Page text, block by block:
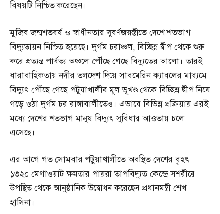
বিষয়টি নিশ্চিত করেছেন।
মুজিব জন্মশতবর্ষ ও স্বাধীনতার সুবর্ণজয়ন্তীতে দেশে শতভাগ
বিদ্যুতায়ন নিশ্চিত হয়েছে। দুর্গম চরাঞ্চল, বিচ্ছিন্ন দ্বীপ থেকে শুরু
করে প্রত্যন্ত পার্বত্য অঞ্চলে পৌঁছে গেছে বিদ্যুতের আলো। তারই
ধারাবাহিকতায় নদীর তলদেশ দিয়ে সাবমেরিন ক্যাবলের মাধ্যমে
বিদ্যুৎ পৌঁছে গেছে পটুয়াখালীর মূল ভূখণ্ড থেকে বিচ্ছিন্ন দ্বীপ নিয়ে
গড়ে ওঠা দুর্গম চর রাঙ্গাবালীতেও। এভাবে বিভিন্ন প্রক্রিয়ায় এরই
মধ্যে দেশের শতভাগ মানুষ বিদ্যুৎ সুবিধার আওতায় চলে
এসেছে।
এর আগে গত সোমবার পটুয়াখালীতে অবস্থিত দেশের বৃহৎ
১৩২০ মেগাওয়াট ক্ষমতার পায়রা তাপবিদ্যুত কেন্দ্রে সশরীরে
উপস্থিত থেকে আনুষ্ঠানিক উদ্বোধন করেছেন প্রধানমন্ত্রী শেখ
হাসিনা।